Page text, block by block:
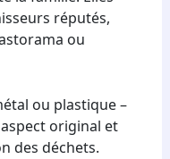
réputés,
ou
ou plastique –
original et
des déchets.